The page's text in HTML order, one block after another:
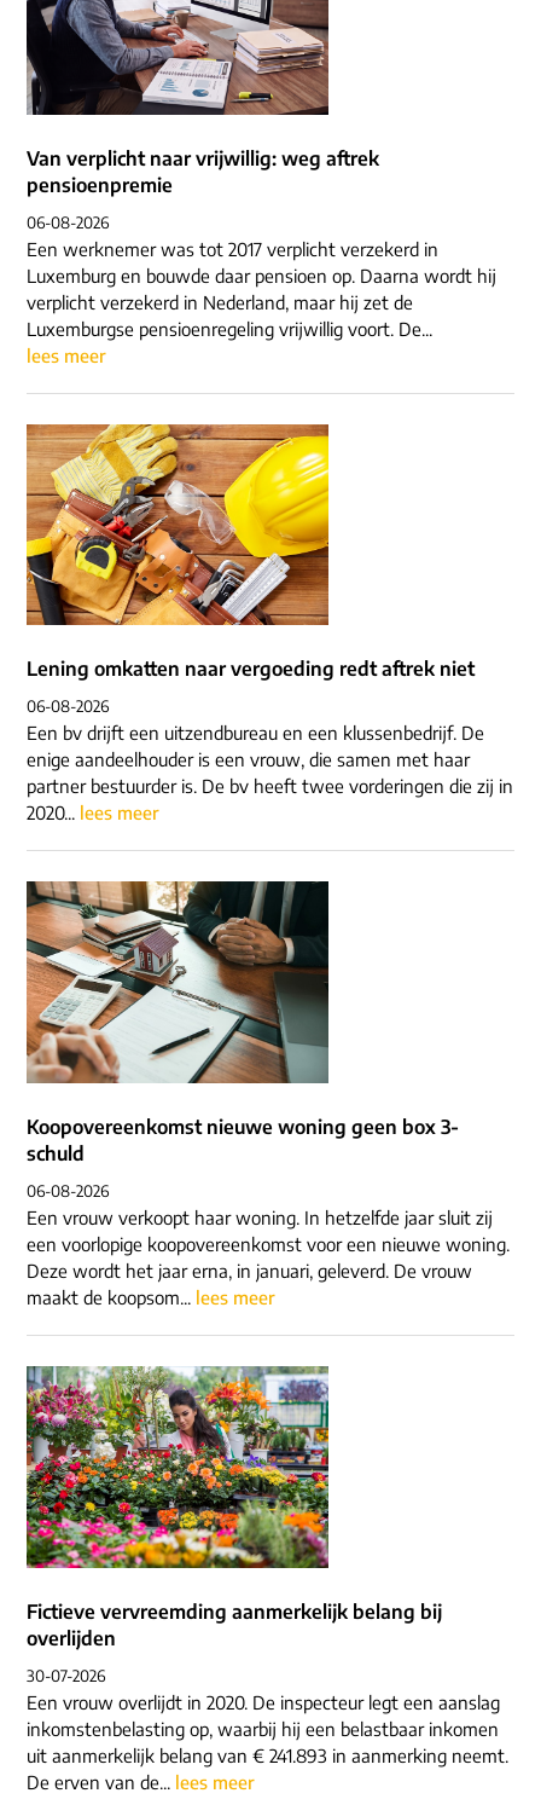
ons dna
e-mail/telefoon
social media
Van verplicht naar vrijwillig: weg aftrek
pensioenpremie
06-08-2026
Een werknemer was tot 2017 verplicht verzekerd in
Luxemburg en bouwde daar pensioen op. Daarna wordt hij
verplicht verzekerd in Nederland, maar hij zet de
Luxemburgse pensioenregeling vrijwillig voort. De...
lees meer
Lening omkatten naar vergoeding redt aftrek niet
06-08-2026
Een bv drijft een uitzendbureau en een klussenbedrijf. De
enige aandeelhouder is een vrouw, die samen met haar
partner bestuurder is. De bv heeft twee vorderingen die zij in
2020... lees meer
Koopovereenkomst nieuwe woning geen box 3-
schuld
06-08-2026
Een vrouw verkoopt haar woning. In hetzelfde jaar sluit zij
een voorlopige koopovereenkomst voor een nieuwe woning.
Deze wordt het jaar erna, in januari, geleverd. De vrouw
maakt de koopsom... lees meer
Fictieve vervreemding aanmerkelijk belang bij
overlijden
30-07-2026
Een vrouw overlijdt in 2020. De inspecteur legt een aanslag
inkomstenbelasting op, waarbij hij een belastbaar inkomen
uit aanmerkelijk belang van € 241.893 in aanmerking neemt.
De erven van de... lees meer